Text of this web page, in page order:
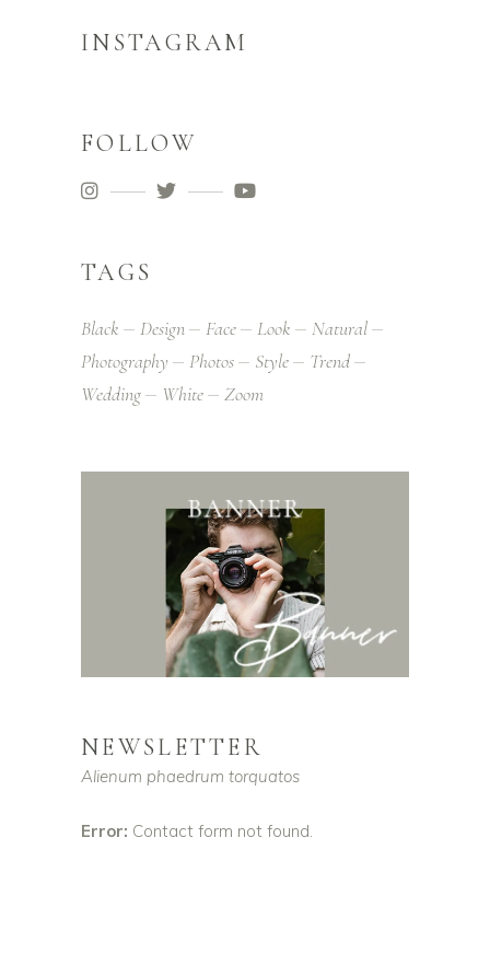
INSTAGRAM
FOLLOW
TAGS
Black Design Face Look
Natural
Photography
Photos Style
Trend
Wedding
White Zoom
NEWSLETTER
Alienum phaedrum torquatos
Error: Contact form not found.